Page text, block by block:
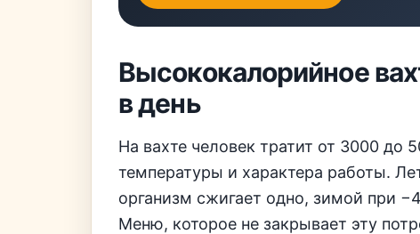
Высококалорийное
в день
На вахте человек тратит от 3000 до
температуры и характера работы.
организм сжигает одно, зимой при
Меню, которое не закрывает эту